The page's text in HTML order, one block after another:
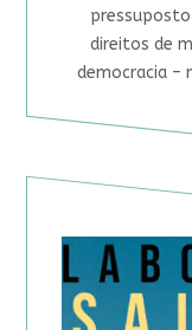
direitos de
democracia –